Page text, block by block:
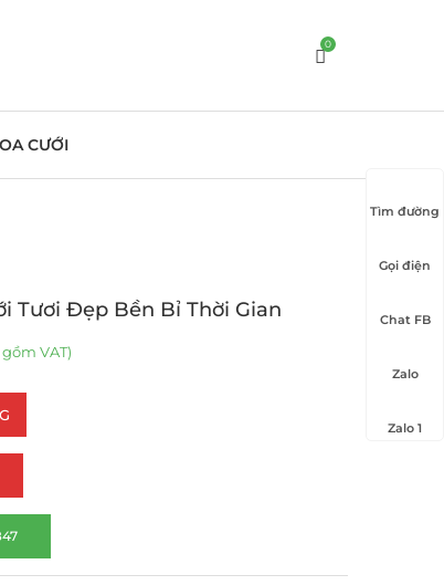
0
CƯỚI
Tươi Đẹp Bền Bỉ Thời Gian
VAT)
Tìm đường
Gọi điện
Chat FB
Zalo
Zalo 1